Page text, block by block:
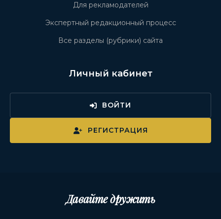
Для рекламодателей
Экспертный редакционный процесс
Все разделы (рубрики) сайта
Личный кабинет
ВОЙТИ
РЕГИСТРАЦИЯ
Давайте дружить